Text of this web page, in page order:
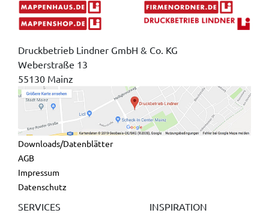
Druckbetrieb Lindner GmbH & Co. KG
Weberstraße 13
55130 Mainz
Downloads/Datenblätter
AGB
Impressum
Datenschutz
SERVICES
INSPIRATION